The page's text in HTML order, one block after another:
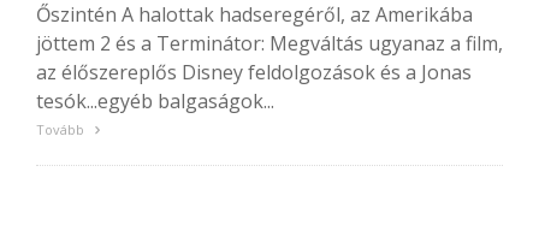
Őszintén A halottak hadseregéről, az Amerikába
jöttem 2 és a Terminátor: Megváltás ugyanaz a film,
az élőszereplős Disney feldolgozások és a Jonas
tesók...egyéb balgaságok...
Tovább